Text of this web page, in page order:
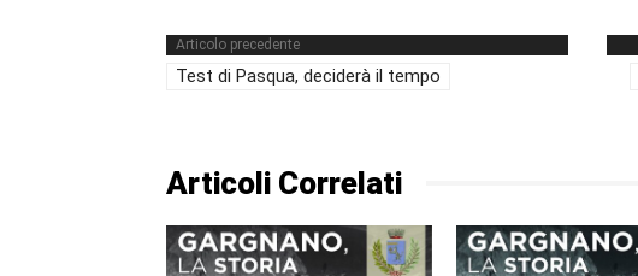
Articolo precedente
Test di Pasqua, deciderà il tempo
Articoli Correlati